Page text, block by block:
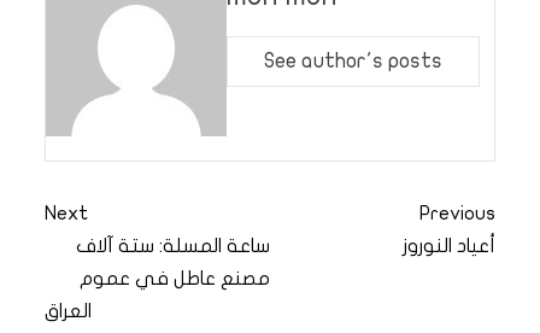
See author's posts
Previous
أعياد النوروز
Next
ساعة المسلة: ستة آلاف
مصنع عاطل في عموم
العراق